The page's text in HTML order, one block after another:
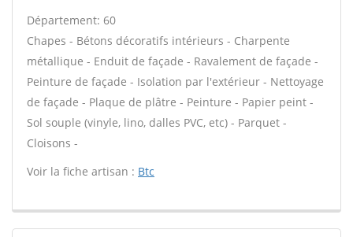
Département: 60
Chapes - Bétons décoratifs intérieurs - Charpente
métallique - Enduit de façade - Ravalement de façade -
Peinture de façade - Isolation par l'extérieur - Nettoyage
de façade - Plaque de plâtre - Peinture - Papier peint -
Sol souple (vinyle, lino, dalles PVC, etc) - Parquet -
Cloisons -
Voir la fiche artisan : Btc